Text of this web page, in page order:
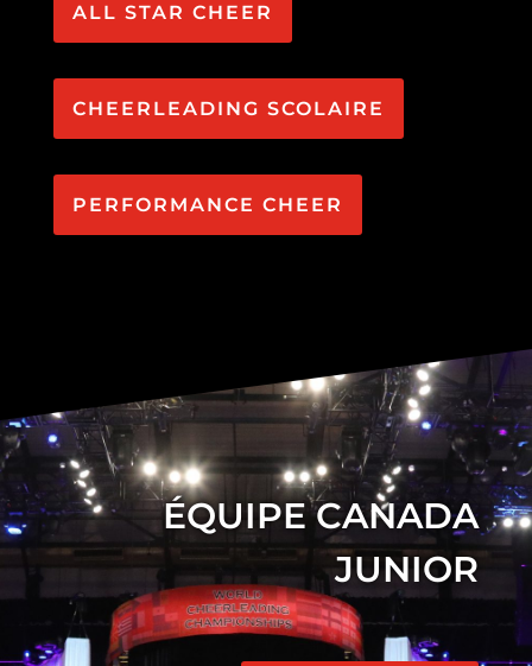
ALL STAR CHEER
CHEERLEADING SCOLAIRE
PERFORMANCE CHEER
ÉQUIPE CANADA
JUNIOR